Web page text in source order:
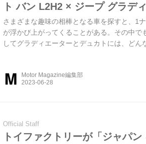
ト バン L2H2 × ジープ グラデ
さまざまな趣味の相棒となる車を探すと、1
が浮かび上がってくることがある。その中
してグラディエーターとデュカトには、ど
Motor Magazine編集部
Official Staff
トイファクトリーが「ジャパ